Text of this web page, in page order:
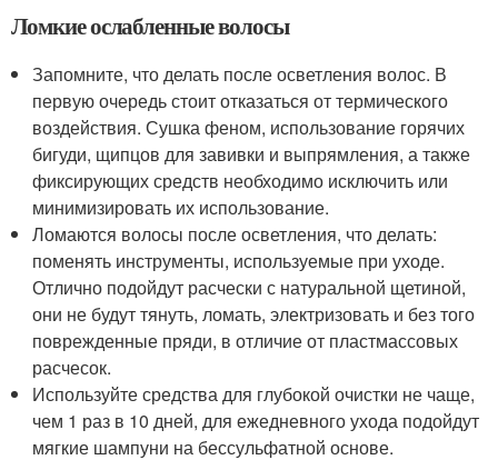
Ломкие ослабленные волосы
Запомните, что делать после осветления волос. В
первую очередь стоит отказаться от термического
воздействия. Сушка феном, использование горячих
бигуди, щипцов для завивки и выпрямления, а также
фиксирующих средств необходимо исключить или
минимизировать их использование.
Ломаются волосы после осветления, что делать:
поменять инструменты, используемые при уходе.
Отлично подойдут расчески с натуральной щетиной,
они не будут тянуть, ломать, электризовать и без того
поврежденные пряди, в отличие от пластмассовых
расчесок.
Используйте средства для глубокой очистки не чаще,
чем 1 раз в 10 дней, для ежедневного ухода подойдут
мягкие шампуни на бессульфатной основе.